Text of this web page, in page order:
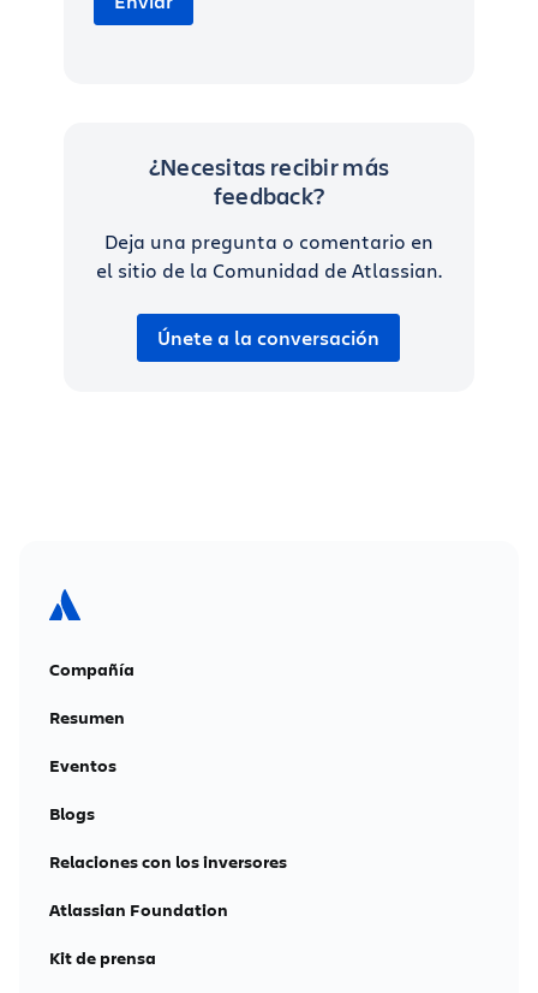
¿Necesitas recibir más
feedback?
Deja una pregunta o comentario en
el sitio de la Comunidad de Atlassian.
Únete a la conversación
Compañía
Resumen
Eventos
Blogs
Relaciones con los inversores
Atlassian Foundation
Kit de prensa